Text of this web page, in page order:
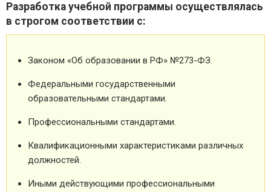
Разработка учебной программы осуществлялась
в строгом соответствии с:
Законом «Об образовании в РФ» №273-ФЗ.
Федеральными государственными
образовательными стандартами.
Профессиональными стандартами.
Квалификационными характеристиками различных
должностей.
Иными действующими профессиональными